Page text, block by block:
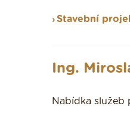
Stavební
Ing.
Nabídka služeb